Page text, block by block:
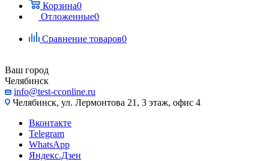
Корзина0
Отложенные0
Сравнение товаров0
Ваш город
Челябинск
info@test-cconline.ru
Челябинск, ул. Лермонтова 21, 3 этаж, офис 4
Вконтакте
Telegram
WhatsApp
Яндекс.Дзен